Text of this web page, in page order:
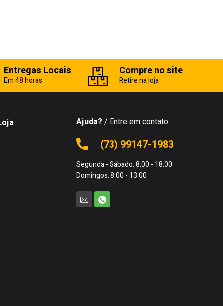
Entregas Locais
Em 48 horas
Compre no site
Retire na loja
Ajuda? / Entre em contato
(73) 99147-1983
Segunda - Sábado: 8:00 - 18:00
Domingos: 8:00 - 13:00